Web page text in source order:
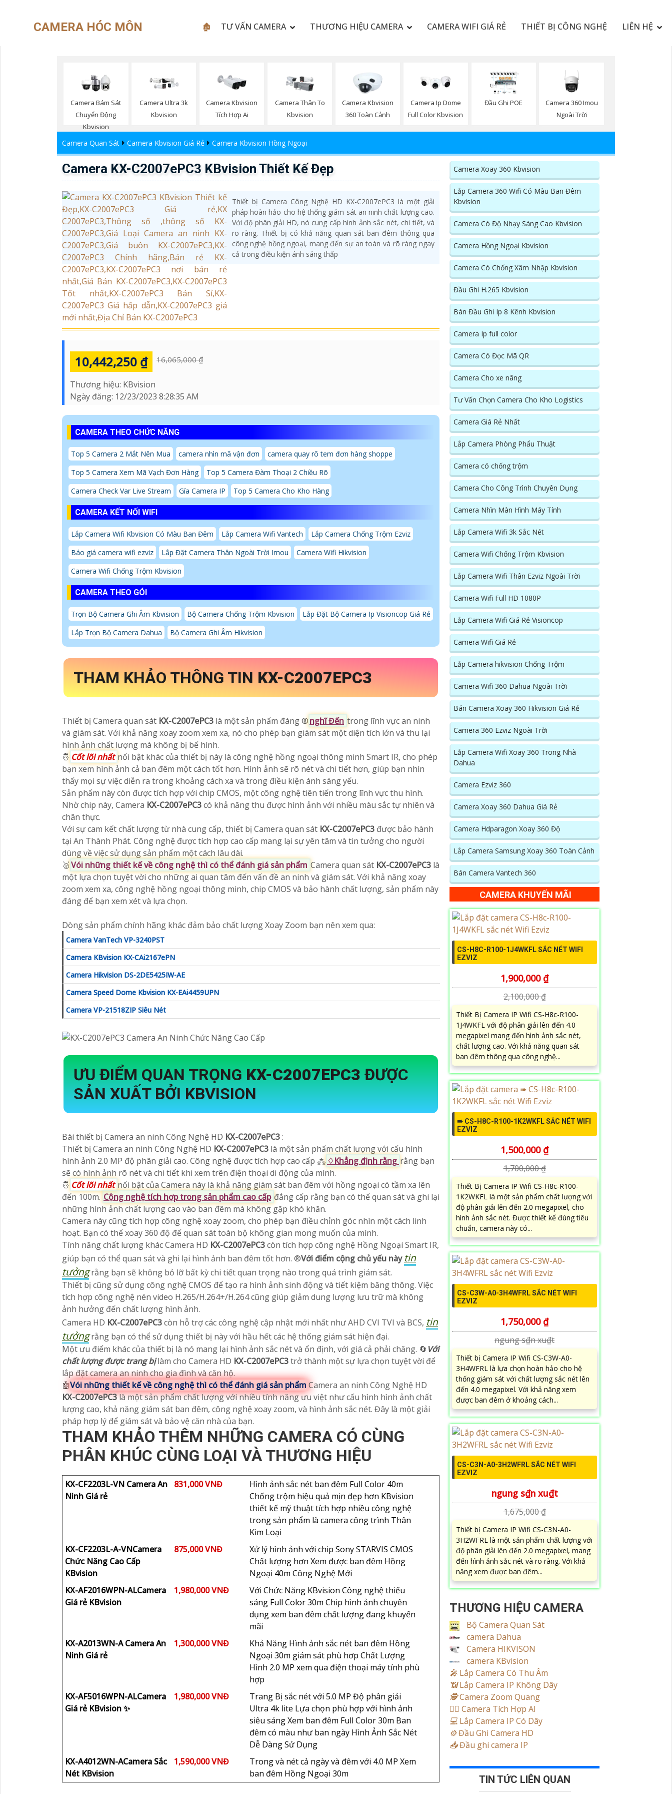
CAMERA HÓC MÔN 🏚 TƯ VẤN CAMERA THƯƠNG HIỆU CAMERA CAMERA WIFI GIÁ RẺ THIẾT BỊ CÔNG NGHỆ LIÊN HỆ
Camera Bám Sát
Chuyển Động
Kbvision
Camera Ultra 3k
Kbvision
Camera Kbvision
Tích Hợp Ai
Camera Thân To
Kbvision
Camera Kbvision
360 Toàn Cảnh
Camera Ip Dome
Full Color Kbvision
Đầu Ghi POE
Camera 360 Imou
Ngoài Trời
Camera Quan Sát Camera Kbvision Giá Rẻ Camera Kbvision Hồng Ngoại
Camera KX-C2007ePC3 KBvision Thiết Kế Đẹp
Thiết bị Camera Công Nghệ HD KX-C2007ePC3 là một giải
pháp hoàn hảo cho hệ thống giám sát an ninh chất lượng cao.
Với độ phân giải HD, nó cung cấp hình ảnh sắc nét, chi tiết, và
rõ ràng. Thiết bị có khả năng quan sát ban đêm thông qua
công nghệ hồng ngoại, mang đến sự an toàn và rõ ràng ngay
cả trong điều kiện ánh sáng thấp
10,442,250 ₫ 16,065,000 ₫
Thương hiệu: KBvision
Ngày đăng: 12/23/2023 8:28:35 AM
CAMERA THEO CHỨC NĂNG
Top 5 Camera 2 Mắt Nên Mua camera nhìn mã vận đơn
camera quay rõ tem đơn hàng shoppe
Top 5 Camera Xem Mã Vạch Đơn Hàng
Top 5 Camera Đàm Thoại 2 Chiều Rõ
Camera Check Var Live Stream
Gía Camera IP Top 5 Camera Cho Kho Hàng
CAMERA KẾT NỐI WIFI
Lắp Camera Wifi Kbvision Có Màu Ban Đêm Lắp Camera Wifi Vantech
Lắp Camera Chống Trộm Ezviz
Báo giá camera wifi ezviz
Lắp Đặt Camera Thân Ngoài Trời Imou
Camera Wifi Hikvision
Camera Wifi Chống Trộm Kbvision
CAMERA THEO GÓI
Trọn Bộ Camera Ghi Âm Kbvision Bộ Camera Chống Trộm Kbvision
Lắp Đặt Bộ Camera Ip Visioncop Giá Rẻ
Lắp Trọn Bộ Camera Dahua
Bộ Camera Ghi Âm Hikvision
THAM KHẢO THÔNG TINKX-C2007EPC3
Thiết bị Camera quan sát KX-C2007ePC3 là một sản phẩm đáng ®️nghĩ Đến trong lĩnh vực an ninh
và giám sát. Với khả năng xoay zoom xem xa, nó cho phép bạn giám sát một diện tích lớn và thu lại
hình ảnh chất lượng mà không bị bể hình.
🤴 Cốt lõi nhấtnổi bật khác của thiết bị này là công nghệ hồng ngoại thông minh Smart IR, cho phép
bạn xem hình ảnh cả ban đêm một cách tốt hơn. Hình ảnh sẽ rõ nét và chi tiết hơn, giúp bạn nhìn
thấy mọi sự việc diễn ra trong khoảng cách xa và trong điều kiện ánh sáng yếu.
Sản phẩm này còn được tích hợp với chip CMOS, một công nghệ tiên tiến trong lĩnh vực thu hình.
Nhờ chip này, Camera KX-C2007ePC3có khả năng thu được hình ảnh với nhiều màu sắc tự nhiên và
chân thực.
Với sự cam kết chất lượng từ nhà cung cấp, thiết bị Camera quan sát KX-C2007ePC3 được bảo hành
tại An Thành Phát. Công nghệ được tích hợp cao cấp mang lại sự yên tâm và tin tưởng cho người
dùng về việc sử dụng sản phẩm một cách lâu dài.
🥈️Vói những thiết kế về công nghệ thì có thể đánh giá sản phẩm Camera quan sát KX-C2007ePC3 là
một lựa chọn tuyệt vời cho những ai quan tâm đến vấn đề an ninh và giám sát. Với khả năng xoay
zoom xem xa, công nghệ hồng ngoại thông minh, chip CMOS và bảo hành chất lượng, sản phẩm này
đáng để bạn xem xét và lựa chọn.
Dòng sản phẩm chính hãng khác đảm bảo chất lượng Xoay Zoom bạn nên xem qua:
Camera VanTech VP-3240PST
Camera KBvision KX-CAi2167ePN
Camera Hikvision DS-2DE5425IW-AE
Camera Speed Dome Kbvision KX-EAi4459UPN
Camera VP-21518ZIP Siêu Nét
ƯU ĐIỂM QUAN TRỌNGKX-C2007EPC3ĐƯỢC
SẢN XUẤT BỞI KBVISION
Bài thiết bị Camera an ninh Công Nghệ HD KX-C2007ePC3:
Thiết bị Camera an ninh Công Nghệ HD KX-C2007ePC3 là một sản phẩm chất lượng với cấu hình
hình ảnh 2.0 MP độ phân giải cao. Công nghệ được tích hợp cao cấp ⁂♢Khẳng định rằng rằng bạn
sẽ có hình ảnh rõ nét và chi tiết khi xem trên điện thoại di động của mình.
🤴 Cốt lõi nhấtnổi bật của Camera này là khả năng giám sát ban đêm với hồng ngoại có tầm xa lên
đến 100m. Cộng nghệ tích hợp trong sản phẩm cao cấp đẳng cấp rằng bạn có thể quan sát và ghi lại
những hình ảnh chất lượng cao vào ban đêm mà không gặp khó khăn.
Camera này cũng tích hợp công nghệ xoay zoom, cho phép bạn điều chỉnh góc nhìn một cách linh
hoạt. Bạn có thể xoay 360 độ để quan sát toàn bộ không gian mong muốn của mình.
Tính năng chất lượng khác Camera HD KX-C2007ePC3còn tích hợp công nghệ Hồng Ngoại Smart IR,
giúp bạn có thể quan sát và ghi lại hình ảnh ban đêm tốt hơn. ®️Với điểm cộng chủ yếu này tin
tưởngrằng bạn sẽ không bỏ lỡ bất kỳ chi tiết quan trọng nào trong quá trình giám sát.
Thiết bị cũng sử dụng công nghệ CMOS để tạo ra hình ảnh sinh động và tiết kiệm băng thông. Việc
tích hợp công nghệ nén video H.265/H.264+/H.264 cũng giúp giảm dung lượng lưu trữ mà không
ảnh hưởng đến chất lượng hình ảnh.
Camera HD KX-C2007ePC3còn hỗ trợ các công nghệ cập nhật mới nhất như AHD CVI TVI và BCS, tin
tưởngrằng bạn có thể sử dụng thiết bị này với hầu hết các hệ thống giám sát hiện đại.
Một ưu điểm khác của thiết bị là nó mang lại hình ảnh sắc nét và ổn định, với giá cả phải chăng. 🔄 Với
chất lượng được trang bịlàm cho Camera HD KX-C2007ePC3trở thành một sự lựa chọn tuyệt vời để
lắp đặt camera an ninh cho gia đình và căn hộ.
🤖️Vói những thiết kế về công nghệ thì có thể đánh giá sản phẩm Camera an ninh Công Nghệ HD
KX-C2007ePC3là một sản phẩm chất lượng với nhiều tính năng ưu việt như cấu hình hình ảnh chất
lượng cao, khả năng giám sát ban đêm, công nghệ xoay zoom, và hình ảnh sắc nét. Đây là một giải
pháp hợp lý để giám sát và bảo vệ căn nhà của bạn.
THAM KHẢO THÊM NHỮNG CAMERA CÓ CÙNG
PHÂN KHÚC CÙNG LOẠI VÀ THƯƠNG HIỆU
KX-CF2203L-VN Camera An
Ninh Giá rẻ
831,000 VNĐ
Hình ảnh sắc nét ban đêm Full Color 40m
Chống trộm hiệu quả mịn đẹp hơn KBvision
thiết kế mỹ thuật tích hợp nhiều công nghệ
trong sản phẩm là camera công trình Thân
Kim Loại
KX-CF2203L-A-VNCamera
Chức Năng Cao Cấp
KBvision
875,000 VNĐ
Xử lý hình ảnh với chip Sony STARVIS CMOS
Chất lượng hơn Xem được ban đêm Hồng
Ngoại 40m Công Nghệ Mới
KX-AF2016WPN-ALCamera
Giá rẻ KBvision
1,980,000 VNĐ
Với Chức Năng KBvision Công nghệ thiếu
sáng Full Color 30m Chip hình ảnh chuyên
dụng xem ban đêm chất lượng đang khuyến
mãi
KX-A2013WN-A Camera An
Ninh Giá rẻ
1,300,000 VNĐ
Khả Năng Hình ảnh sắc nét ban đêm Hồng
Ngoại 30m giám sát phù hơp Chất Lượng
Hình 2.0 MP xem qua điện thoại máy tính phù
hợp
KX-AF5016WPN-ALCamera
Giá rẻ KBvision ✨
1,980,000 VNĐ
Trang Bị sắc nét với 5.0 MP Độ phân giải
Ultra 4k lite Lựa chọn phù hợp với hình ảnh
siêu sáng Xem ban đêm Full Color 30m Ban
đêm có màu như ban ngày Hình Ảnh Sắc Nét
Dễ Dàng Sử Dụng
KX-A4012WN-ACamera Sắc
Nét KBvision
1,590,000 VNĐ
Trong và nét cả ngày và đêm với 4.0 MP Xem
ban đêm Hồng Ngoại 30m
Camera Xoay 360 Kbvision
Lắp Camera 360 Wifi Có Màu Ban Đêm
Kbvision
Camera Có Độ Nhạy Sáng Cao Kbvision
Camera Hồng Ngoại Kbvision
Camera Có Chống Xâm Nhập Kbvision
Đầu Ghi H.265 Kbvision
Bán Đầu Ghi Ip 8 Kênh Kbvision
Camera Ip full color
Camera Có Đọc Mã QR
Camera Cho xe nâng
Tư Vấn Chọn Camera Cho Kho Logistics
Camera Giá Rẻ Nhất
Lắp Camera Phòng Phẩu Thuật
Camera có chống trộm
Camera Cho Công Trình Chuyên Dụng
Camera Nhìn Màn Hình Máy Tính
Lắp Camera Wifi 3k Sắc Nét
Camera Wifi Chống Trộm Kbvision
Lắp Camera Wifi Thân Ezviz Ngoài Trời
Camera Wifi Full HD 1080P
Lắp Camera Wifi Giá Rẻ Visioncop
Camera Wifi Giá Rẻ
Lắp Camera hikvision Chống Trộm
Camera Wifi 360 Dahua Ngoài Trời
Bán Camera Xoay 360 Hikvision Giá Rẻ
Camera 360 Ezviz Ngoài Trời
Lắp Camera Wifi Xoay 360 Trong Nhà
Dahua
Camera Ezviz 360
Camera Xoay 360 Dahua Giá Rẻ
Camera Hdparagon Xoay 360 Độ
Lắp Camera Samsung Xoay 360 Toàn Cảnh
Bán Camera Vantech 360
CAMERA KHUYẾN MÃI
CS-H8C-R100-1J4WKFL SẮC NÉT WIFI
EZVIZ
1,900,000 ₫
2,100,000 ₫
Thiết Bị Camera IP Wifi CS-H8c-R100-
1J4WKFL với độ phân giải lên đến 4.0
megapixel mang đến hình ảnh sắc nét,
chất lượng cao. Với khả năng quan sát
ban đêm thông qua công nghệ...
➠ CS-H8C-R100-1K2WKFL SẮC NÉT WIFI
EZVIZ
1,500,000 ₫
1,700,000 ₫
Thiết Bị Camera IP Wifi CS-H8c-R100-
1K2WKFL là một sản phẩm chất lượng với
độ phân giải lên đến 2.0 megapixel, cho
hình ảnh sắc nét. Được thiết kế đúng tiêu
chuẩn, camera này có...
CS-C3W-A0-3H4WFRL SẮC NÉT WIFI
EZVIZ
1,750,000 ₫
ngung s₫n xu₫t
Thiết bị Camera IP Wifi CS-C3W-A0-
3H4WFRL là lựa chọn hoàn hảo cho hệ
thống giám sát với chất lượng sắc nét lên
đến 4.0 megapixel. Với khả năng xem
được ban đêm ở khoảng cách...
CS-C3N-A0-3H2WFRL SẮC NÉT WIFI
EZVIZ
ngung s₫n xu₫t
1,675,000 ₫
Thiết bị Camera IP Wifi CS-C3N-A0-
3H2WFRL là một sản phẩm chất lượng với
độ phân giải lên đến 2.0 megapixel, mang
đến hình ảnh sắc nét và rõ ràng. Với khả
năng xem được ban đêm...
THƯƠNG HIỆU CAMERA
Bộ Camera Quan Sát
camera Dahua
Camera HIKVISON
camera KBvision
️🎤️ Lắp Camera Có Thu Âm
📶Lắp Camera IP Không Dây
🕵️Camera Zoom Quang
🧛‍♀️ Camera Tích Hợp AI
💻 Lắp Camera IP Có Dây
⚙️Đầu Ghi Camera HD
📥Đầu ghi camera IP
TIN TỨC LIÊN QUAN